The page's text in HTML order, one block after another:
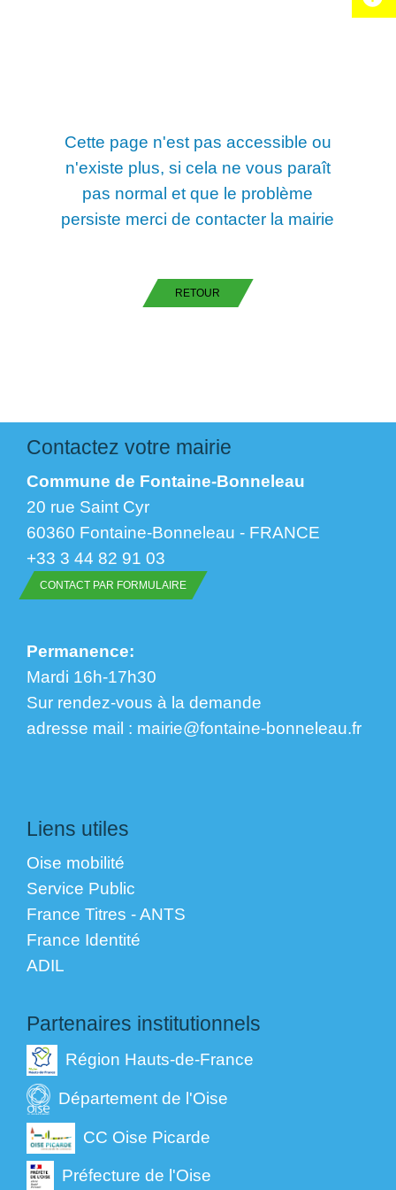
Cette page n'est pas accessible ou
n'existe plus, si cela ne vous paraît
pas normal et que le problème
persiste merci de contacter la mairie
RETOUR
Contactez votre mairie
Commune de Fontaine-Bonneleau
20 rue Saint Cyr
60360 Fontaine-Bonneleau - FRANCE
+33 3 44 82 91 03
CONTACT PAR FORMULAIRE
Permanence:
Mardi 16h-17h30
Sur rendez-vous à la demande
​​​​​​​adresse mail : mairie@fontaine-bonneleau.fr
Liens utiles
Oise mobilité
Service Public
France Titres - ANTS
France Identité
ADIL
Partenaires institutionnels
Région Hauts-de-France
Département de l'Oise
CC Oise Picarde
Préfecture de l'Oise